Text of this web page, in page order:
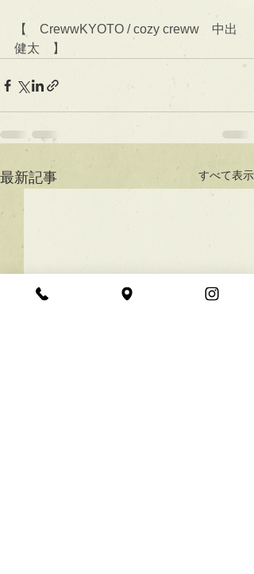
【　CrewwKYOTO / cozy creww　中出
健太　】
最新記事 すべて表示